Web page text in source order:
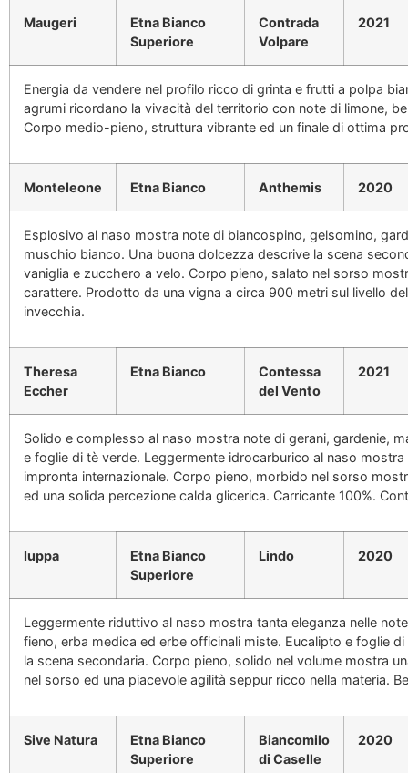
Maugeri
Etna Bianco
Superiore
Contrada
Volpare
2021
Energia da vendere nel profilo ricco di grinta e frutti a polpa
agrumi ricordano la vivacità del territorio con note di limone,
Corpo medio-pieno, struttura vibrante ed un finale di ottima
Monteleone Etna Bianco Anthemis 2020
Esplosivo al naso mostra note di biancospino, gelsomino,
muschio bianco. Una buona dolcezza descrive la scena
vaniglia e zucchero a velo. Corpo pieno, salato nel sorso
carattere. Prodotto da una vigna a circa 900 metri sul livello
invecchia.
Theresa
Eccher
Etna Bianco
Contessa
del Vento
2021
Solido e complesso al naso mostra note di gerani, gardenie,
e foglie di tè verde. Leggermente idrocarburico al naso mostra
impronta internazionale. Corpo pieno, morbido nel sorso
ed una solida percezione calda glicerica. Carricante 100%.
Iuppa
Etna Bianco
Superiore
Lindo 2020
Leggermente riduttivo al naso mostra tanta eleganza nelle
fieno, erba medica ed erbe officinali miste. Eucalipto e foglie
la scena secondaria. Corpo pieno, solido nel volume mostra
nel sorso ed una piacevole agilità seppur ricco nella materia.
Sive Natura
Etna Bianco
Superiore
Biancomilo
di Caselle
2020